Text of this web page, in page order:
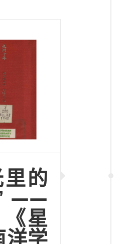
的
——
《星
洋学